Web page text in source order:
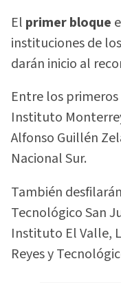
El primer bloque
instituciones de
darán inicio al
Entre los
Instituto
Alfonso Guillén
Nacional Sur.
También
Tecnológico San
Instituto El Valle,
Reyes y